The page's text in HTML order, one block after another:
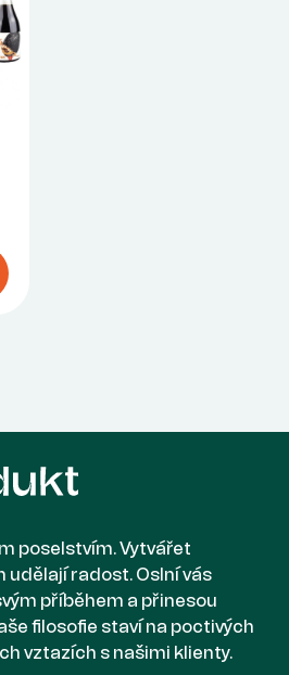
poselstvím. Vytvářet
udělají radost. Oslní vás
příběhem a přinesou
filosofie staví na poctivých
vztazích s našimi klienty.